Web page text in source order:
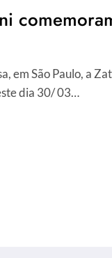
em São Paulo, a
dia 30/ 03…